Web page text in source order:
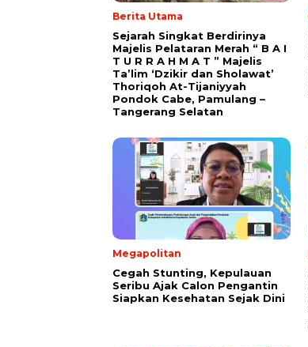
Berita Utama
Sejarah Singkat Berdirinya
Majelis Pelataran Merah “ B A I
T U R R A H M A T ” Majelis
Ta’lim ‘Dzikir dan Sholawat’
Thoriqoh At-Tijaniyyah
Pondok Cabe, Pamulang –
Tangerang Selatan
Megapolitan
Cegah Stunting, Kepulauan
Seribu Ajak Calon Pengantin
Siapkan Kesehatan Sejak Dini